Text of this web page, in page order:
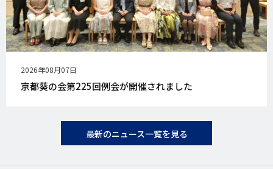
公
開
日
2026年08月07日
京都葵の会第225回例会が開催されました
最新のニュース一覧を見る